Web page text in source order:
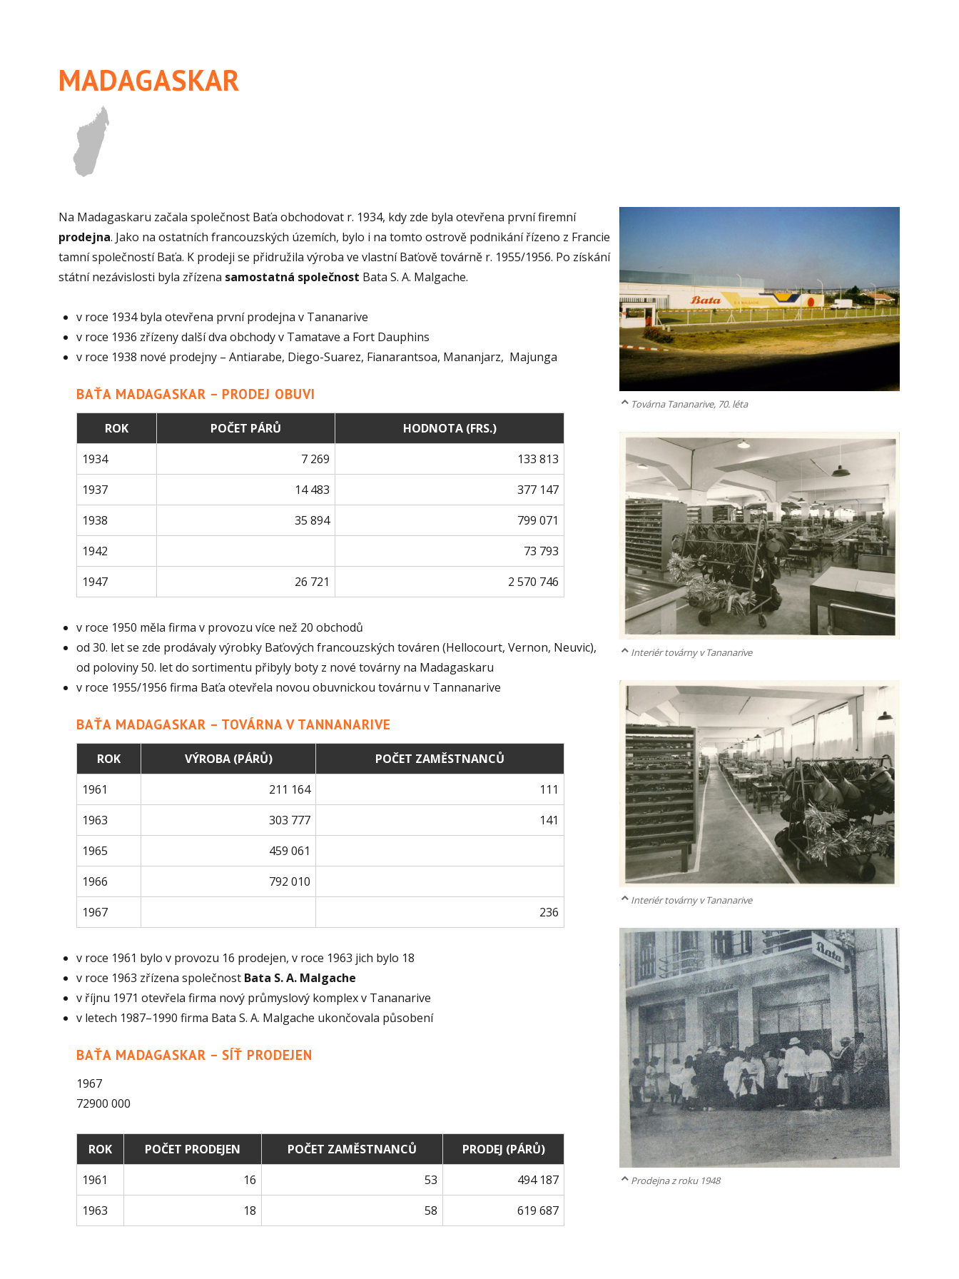
MADAGASKAR
Na Madagaskaru začala společnost Baťa obchodovat r. 1934, kdy zde byla otevřena první firemní
prodejna. Jako na ostatních francouzských územích, bylo i na tomto ostrově podnikání řízeno z Francie
tamní společností Baťa. K prodeji se přidružila výroba ve vlastní Baťově továrně r. 1955/1956. Po získání
státní nezávislosti byla zřízena samostatná společnost Bata S. A. Malgache.
v roce 1934 byla otevřena první prodejna v Tananarive
v roce 1936 zřízeny další dva obchody v Tamatave a Fort Dauphins
v roce 1938 nové prodejny – Antiarabe, Diego-Suarez, Fianarantsoa, Mananjarz, Majunga
BAŤA MADAGASKAR – PRODEJ OBUVI
ROK POČET PÁRŮ
HODNOTA (FRS.)
1934
7 269
133 813
1937
14 483
377 147
1938
35 894
799 071
1942
73 793
1947
26 721 2 570 746
v roce 1950 měla firma v provozu více než 20 obchodů
od 30. let se zde prodávaly výrobky Baťových francouzských továren (Hellocourt, Vernon, Neuvic),
od poloviny 50. let do sortimentu přibyly boty z nové továrny na Madagaskaru
v roce 1955/1956 firma Baťa otevřela novou obuvnickou továrnu v Tannanarive
BAŤA MADAGASKAR – TOVÁRNA V TANNANARIVE
ROK VÝROBA (PÁRŮ)
POČET ZAMĚSTNANCŮ
1961
211 164
111
1963
303 777
141
1965
459 061
1966
792 010
1967
236
v roce 1961 bylo v provozu 16 prodejen, v roce 1963 jich bylo 18
v roce 1963 zřízena společnost Bata S. A. Malgache
v říjnu 1971 otevřela firma nový průmyslový komplex v Tananarive
v letech 1987–1990 firma Bata S. A. Malgache ukončovala působení
BAŤA MADAGASKAR – SÍŤ PRODEJEN
1967
72900 000
ROK POČET PRODEJEN POČET ZAMĚSTNANCŮ
PRODEJ (PÁRŮ)
1961
16 53
494 187
1963
18 58 619 687
Továrna Tananarive, 70. léta
Interiér továrny v Tananarive
Interiér továrny v Tananarive
Prodejna z roku 1948